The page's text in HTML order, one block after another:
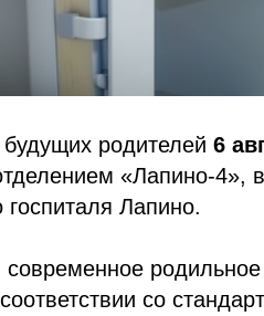
родителей 6
«Лапино-4»,
госпиталя Лапино.
со